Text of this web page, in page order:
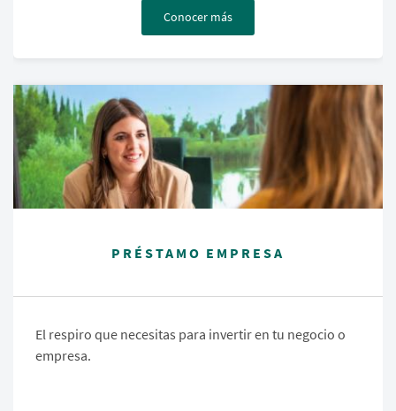
Conocer más
PRÉSTAMO EMPRESA
El respiro que necesitas para invertir en tu negocio o
empresa.